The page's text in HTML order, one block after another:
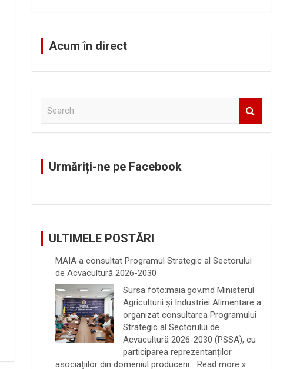
Acum în direct
Urmăriți-ne pe Facebook
ULTIMELE POSTĂRI
MAIA a consultat Programul Strategic al Sectorului
de Acvacultură 2026-2030
Sursa foto:maia.gov.md Ministerul
Agriculturii și Industriei Alimentare a
organizat consultarea Programului
Strategic al Sectorului de
Acvacultură 2026-2030 (PSSA), cu
participarea reprezentanților
asociațiilor din domeniul producerii…Read more »